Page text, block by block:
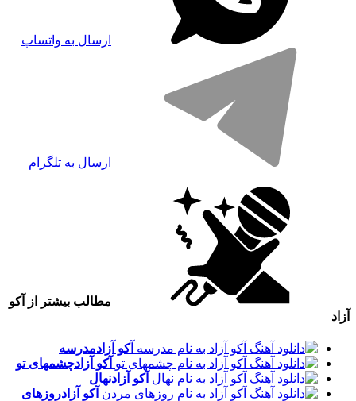
ارسال به واتساپ
ارسال به تلگرام
مطالب بیشتر از آکو
آزاد
آکو آزادمدرسه
آکو آزادچشمهای تو
آکو آزادنهال
آکو آزادروزهای